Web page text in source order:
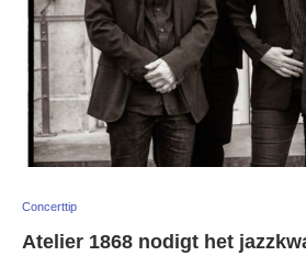
Concerttip
Atelier 1868 nodigt het